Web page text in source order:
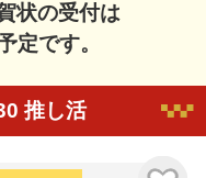
状の受付は
定です。
推し活